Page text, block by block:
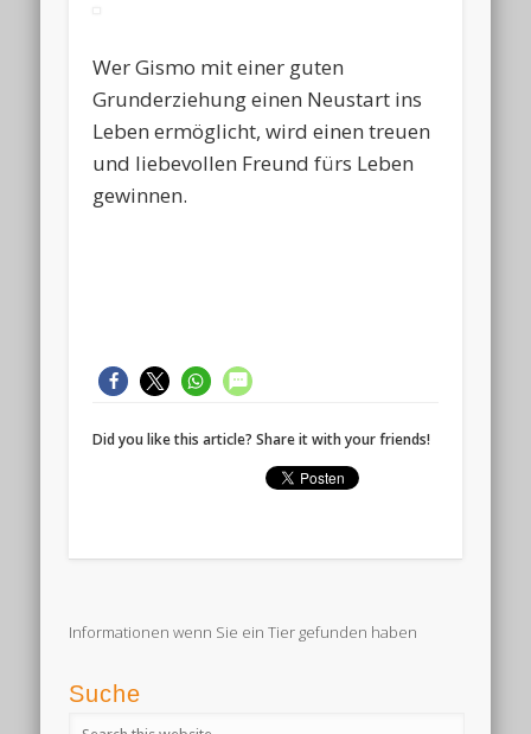
Wer Gismo mit einer guten
Grunderziehung einen Neustart ins
Leben ermöglicht, wird einen treuen
und liebevollen Freund fürs Leben
gewinnen.
Did you like this article? Share it with your friends!
Informationen wenn Sie ein Tier gefunden haben
Suche